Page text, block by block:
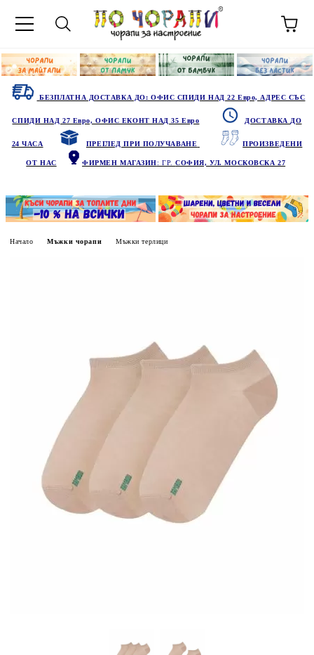
БЕЗПЛАТНА ДОСТАВКА ДО: ОФИС СПИДИ НАД 22 Евро, АДРЕС СЪС
СПИДИ НАД 27 Евро, ОФИС ЕКОНТ НАД 35 Евро ДОСТАВКА ДО
24 ЧАСА ПРЕГЛЕД ПРИ ПОЛУЧАВАНЕ ПРОИЗВЕДЕНИ
ОТ НАС ФИРМЕН МАГАЗИН: ГР.СОФИЯ, УЛ. МОСКОВСКА 27
Начало Мъжки чорапи Мъжки терлици